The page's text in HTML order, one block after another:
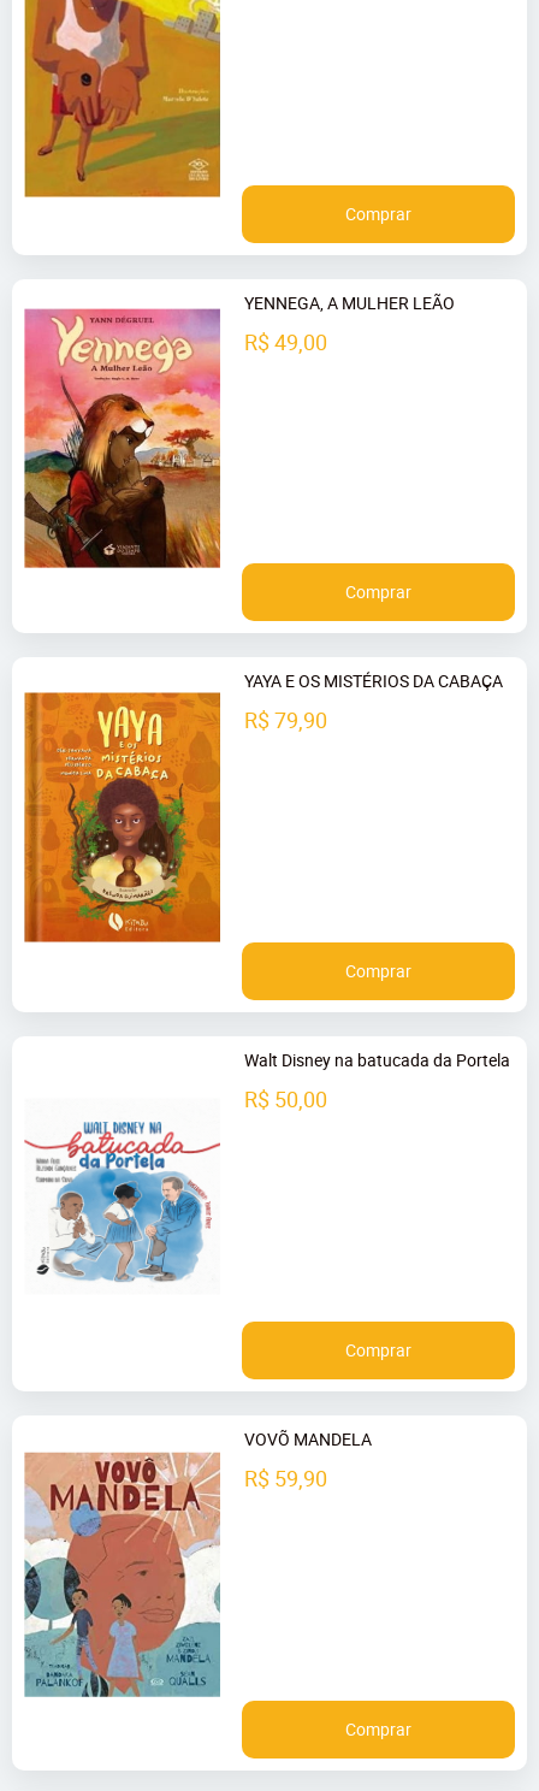
Comprar
YENNEGA, A MULHER LEÃO
R$ 49,00
Comprar
YAYA E OS MISTÉRIOS DA CABAÇA
R$ 79,90
Comprar
Walt Disney na batucada da Portela
R$ 50,00
Comprar
VOVÕ MANDELA
R$ 59,90
Comprar